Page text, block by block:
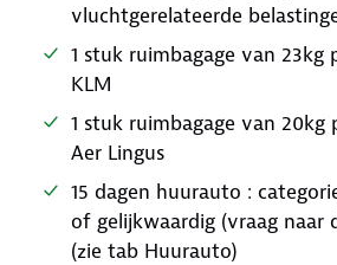
vluchtgerelateerde
1 stuk ruimbagage van 23kg
KLM
1 stuk ruimbagage van 20kg
Aer Lingus
15 dagen huurauto :
of gelijkwaardig (vraag naar
(zie tab Huurauto)